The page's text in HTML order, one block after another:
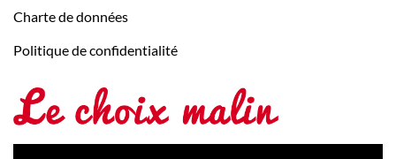
Charte de données
Politique de confidentialité